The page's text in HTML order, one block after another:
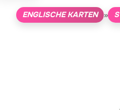
ENGLISCHE KARTEN »